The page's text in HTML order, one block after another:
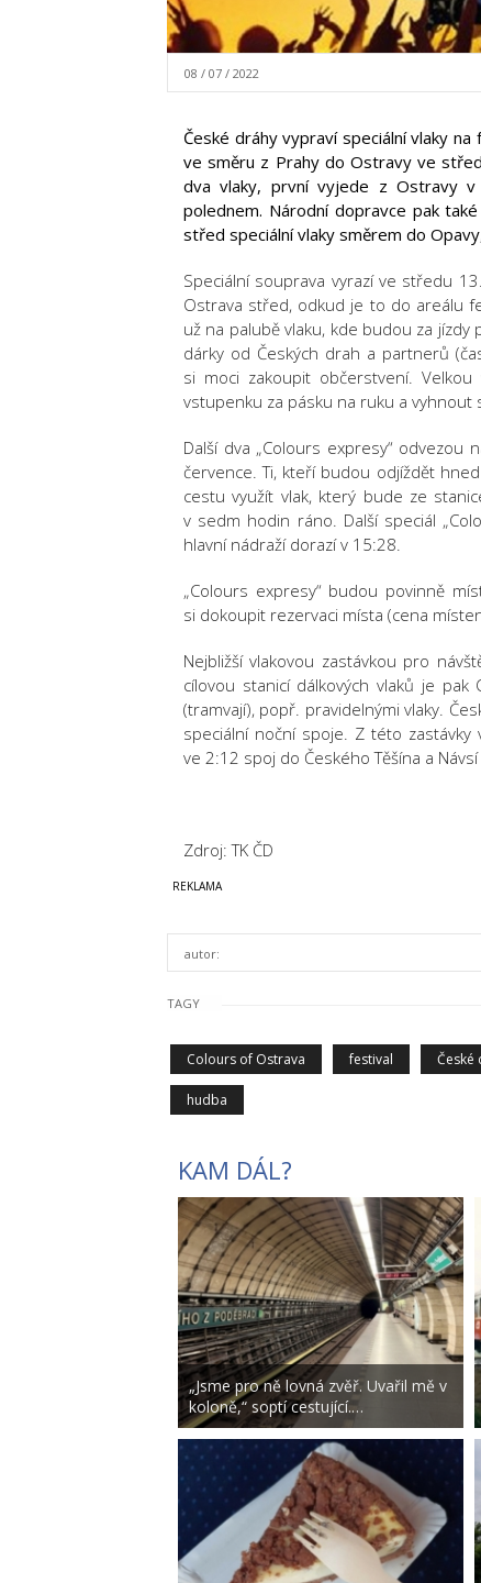
08 / 07 / 2022
České dráhy vypraví speciální vlaky
ve směru z Prahy do Ostravy ve
dva vlaky, první vyjede z Ostravy
polednem. Národní dopravce pak
střed speciální vlaky směrem do
Speciální souprava vyrazí ve středu
Ostrava střed, odkud je to do areálu
už na palubě vlaku, kde budou za
dárky od Českých drah a partnerů
si moci zakoupit občerstvení.
vstupenku za pásku na ruku a vyhnout
Další dva „Colours expresy“
července. Ti, kteří budou odjíždět
cestu využít vlak, který bude ze
v sedm hodin ráno. Další speciál
hlavní nádraží dorazí v 15:28.
„Colours expresy“ budou povinně
si dokoupit rezervaci místa (cena
Nejbližší vlakovou zastávkou pro
cílovou stanicí dálkových vlaků je
(tramvají), popř. pravidelnými vlaky.
speciální noční spoje. Z této
ve 2:12 spoj do Českého Těšína a
Zdroj: TK ČD
autor:
TAGY
Colours of Ostrava festival České
hudba
KAM DÁL?
„Jsme pro ně lovná zvěř. Uvařil mě v
koloně,“ soptí cestující.…